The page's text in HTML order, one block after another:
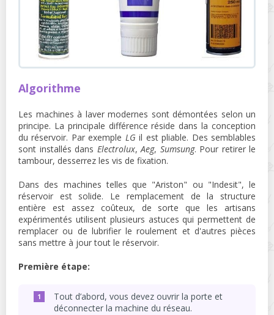
Algorithme
Les machines à laver modernes sont démontées selon un
principe. La principale différence réside dans la conception
du réservoir. Par exemple LG il est pliable. Des semblables
sont installés dans Electrolux,Aeg, Sumsung. Pour retirer le
tambour, desserrez les vis de fixation.
Dans des machines telles que "Ariston" ou "Indesit", le
réservoir est solide. Le remplacement de la structure
entière est assez coûteux, de sorte que les artisans
expérimentés utilisent plusieurs astuces qui permettent de
remplacer ou de lubrifier le roulement et d'autres pièces
sans mettre à jour tout le réservoir.
Première étape:
Tout d’abord, vous devez ouvrir la porte et
déconnecter la machine du réseau.